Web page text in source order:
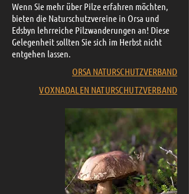
Wenn Sie mehr über Pilze erfahren möchten,
bieten die Naturschutzvereine in Orsa und
Edsbyn lehrreiche Pilzwanderungen an! Diese
Gelegenheit sollten Sie sich im Herbst nicht
entgehen lassen.
ORSA NATURSCHUTZVERBAND
VOXNADALEN NATURSCHUTZVERBAND